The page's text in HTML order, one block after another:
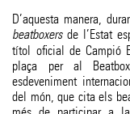
D’aquesta manera,
beatboxersde l’Estat
títol oficial de Campió
plaça per al
esdeveniment
del món, que cita els